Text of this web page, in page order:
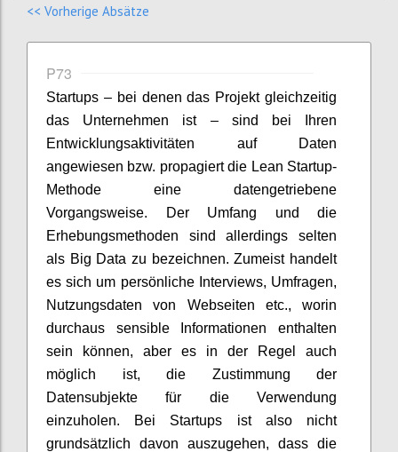
<< Vorherige Absätze
P73
Startups – bei denen das Projekt gleichzeitig
das Unternehmen ist – sind bei Ihren
Entwicklungsaktivitäten auf Daten
angewiesen bzw. propagiert die Lean Startup-
Methode eine datengetriebene
Vorgangsweise. Der Umfang und die
Erhebungsmethoden sind allerdings selten
als Big Data zu bezeichnen. Zumeist handelt
es sich um persönliche Interviews, Umfragen,
Nutzungsdaten von Webseiten etc., worin
durchaus sensible Informationen enthalten
sein können, aber es in der Regel auch
möglich ist, die Zustimmung der
Datensubjekte für die Verwendung
einzuholen. Bei Startups ist also nicht
grundsätzlich davon auszugehen, dass die